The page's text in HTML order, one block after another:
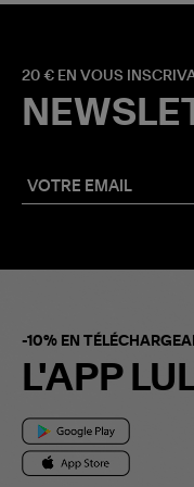
20 € EN VOUS
-10% EN
L'APP